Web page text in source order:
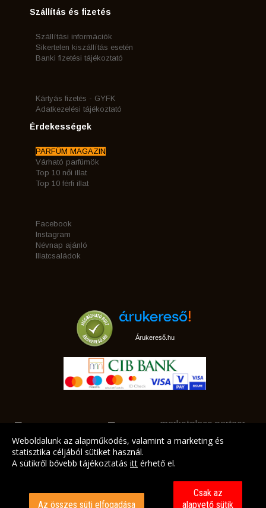
Szállítás és fizetés
Szállítási információk
Sikertelen kiszállítás esetén
Banki fizetési tájékoztató
Kártyás fizetés - GYFK
Adatkezelési tájékoztató
Érdekességek
PARFÜM MAGAZIN
Várható parfümök
Top 10 női illat
Top 10 férfi illat
Facebook
Instagram
Névnap ajánló
Illatcsaládok
Árukereső.hu
marketplace partner
Weboldalunk az alapműködés, valamint a marketing és
statisztika céljából sütiket használ.
A sütikről bővebb tájékoztatás itt érhető el.
Az összes süti elfogadása
Csak az
alapvető sütik